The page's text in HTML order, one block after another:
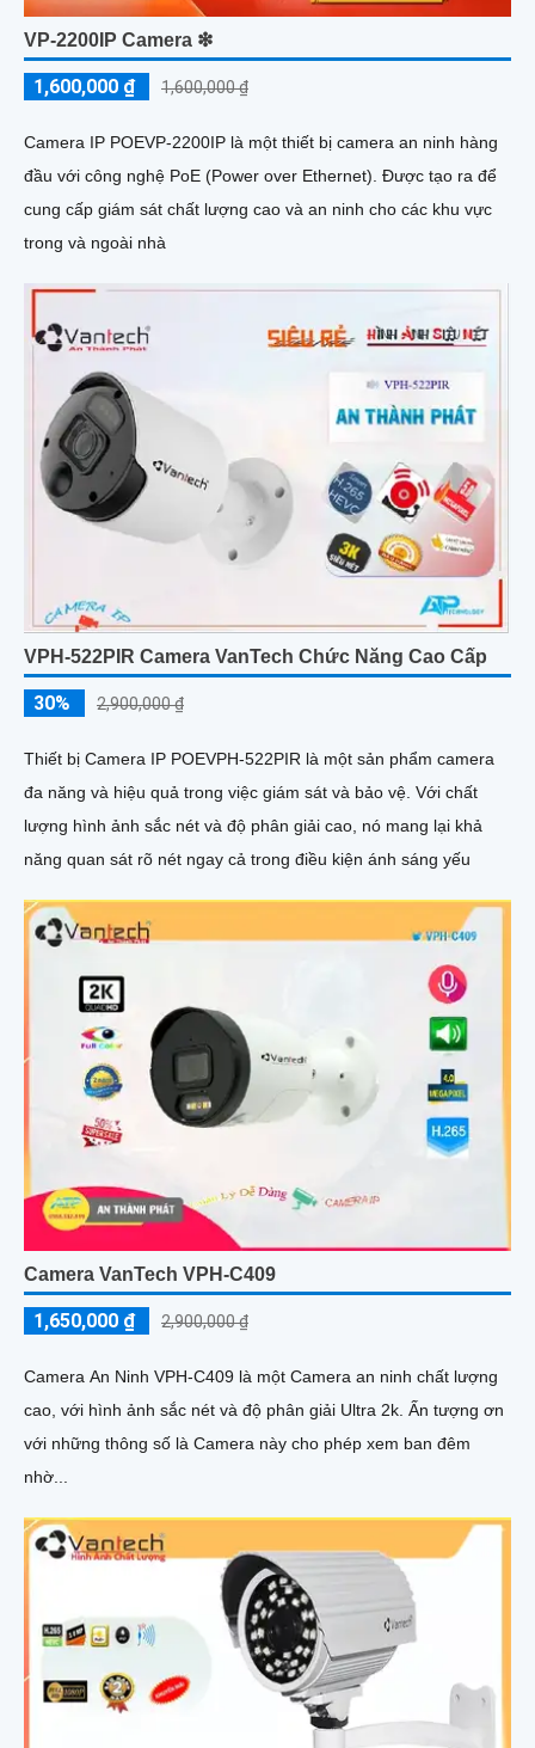
VP-2200IP Camera ❇
1,600,000 ₫ 1,600,000 ₫
Camera IP POEVP-2200IP là một thiết bị camera an ninh hàng
đầu với công nghệ PoE (Power over Ethernet). Được tạo ra để
cung cấp giám sát chất lượng cao và an ninh cho các khu vực
trong và ngoài nhà
VPH-522PIR Camera VanTech Chức Năng Cao Cấp
30% 2,900,000 ₫
Thiết bị Camera IP POEVPH-522PIR là một sản phẩm camera
đa năng và hiệu quả trong việc giám sát và bảo vệ. Với chất
lượng hình ảnh sắc nét và độ phân giải cao, nó mang lại khả
năng quan sát rõ nét ngay cả trong điều kiện ánh sáng yếu
Camera VanTech VPH-C409
1,650,000 ₫ 2,900,000 ₫
Camera An Ninh VPH-C409 là một Camera an ninh chất lượng
cao, với hình ảnh sắc nét và độ phân giải Ultra 2k. Ấn tượng ơn
với những thông số là Camera này cho phép xem ban đêm
nhờ...